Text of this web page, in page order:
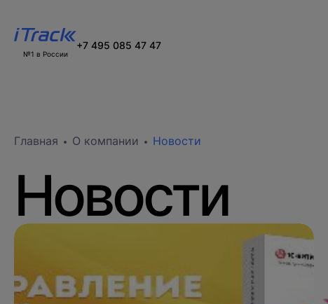
№1 в России
+7 495 085 47 47
Главная О компании Новости
Новости